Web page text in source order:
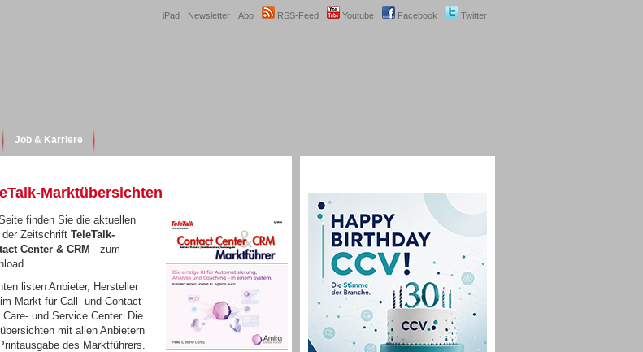
Twitter
Facebook
Youtube
RSS-Feed
Abo
Newsletter
iPad
Job & Karriere
Marktübersichten
finden Sie die aktuellen
der Zeitschrift TeleTalk-
Center & CRM - zum
listen Anbieter, Hersteller
Markt für Call- und Contact
und Service Center. Die
mit allen Anbietern
des Marktführers.